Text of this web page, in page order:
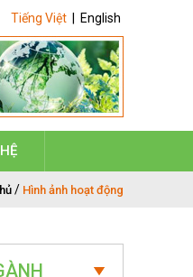
Tiếng Việt English
/ Hình ảnh hoạt động